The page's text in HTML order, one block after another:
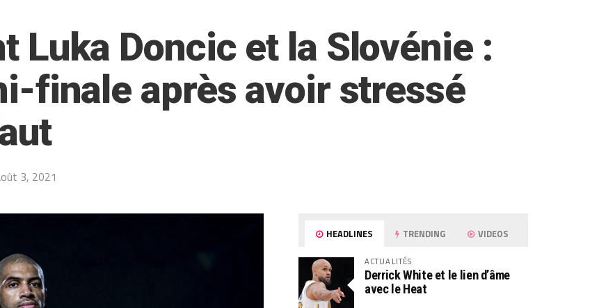
Luka Doncic et la Slovénie :
finale après avoir stressé
3, 2021
HEADLINES TRENDING VIDEOS
ACTUALITÉS
Derrick White et le lien d’âme
avec le Heat